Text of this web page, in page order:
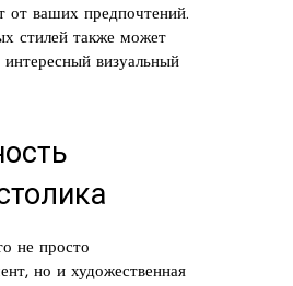
от ваших предпочтений.
стилей также может
визуальный
не просто
но и художественная